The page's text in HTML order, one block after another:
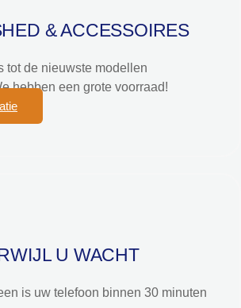
& ACCESSOIRES
tot de nieuwste modellen
hebben een grote voorraad!
U WACHT
is uw telefoon binnen 30 minuten